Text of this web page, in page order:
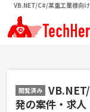
VB.NET/C#/某重工業様向
トテクヒロ（TechHero）
閲覧済み
発の案件・求人